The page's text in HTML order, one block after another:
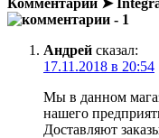
- 1
Андрей сказал:
17.11.2018 в 20:54
Мы в данном
нашего
Доставляют